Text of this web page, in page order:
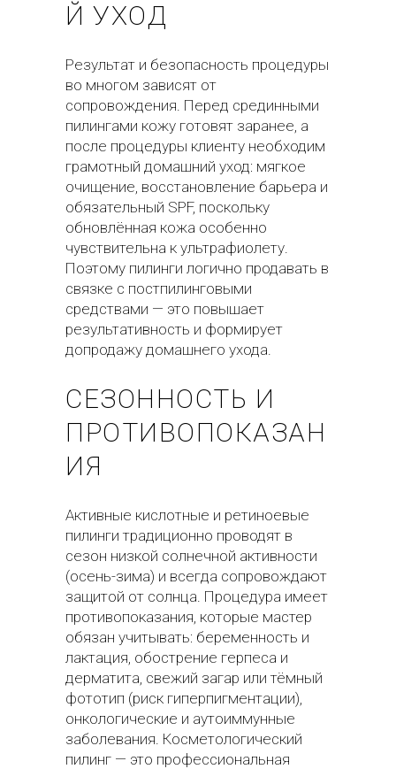
Й УХОД
Результат и безопасность процедуры
во многом зависят от
сопровождения. Перед срединными
пилингами кожу готовят заранее, а
после процедуры клиенту необходим
грамотный домашний уход: мягкое
очищение, восстановление барьера и
обязательный SPF, поскольку
обновлённая кожа особенно
чувствительна к ультрафиолету.
Поэтому пилинги логично продавать в
связке с постпилинговыми
средствами — это повышает
результативность и формирует
допродажу домашнего ухода.
СЕЗОННОСТЬ И
ПРОТИВОПОКАЗАН
ИЯ
Активные кислотные и ретиноевые
пилинги традиционно проводят в
сезон низкой солнечной активности
(осень-зима) и всегда сопровождают
защитой от солнца. Процедура имеет
противопоказания, которые мастер
обязан учитывать: беременность и
лактация, обострение герпеса и
дерматита, свежий загар или тёмный
фототип (риск гиперпигментации),
онкологические и аутоиммунные
заболевания. Косметологический
пилинг — это профессиональная